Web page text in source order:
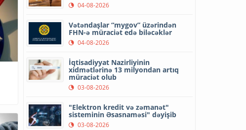
04-08-2026
Vətəndaşlar “mygov” üzərindən
FHN-ə müraciət edə biləcəklər
04-08-2026
İqtisadiyyat Nazirliyinin
xidmətlərinə 13 milyondan artıq
müraciət olub
03-08-2026
"Elektron kredit və zəmanət"
sisteminin Əsasnaməsi" dəyişib
03-08-2026